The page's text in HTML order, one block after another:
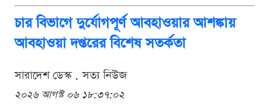
চার বিভাগে দুর্যোগপূর্ণ আবহাওয়ার আশঙ্কায়
আবহাওয়া দপ্তরের বিশেষ সতর্কতা
সারাদেশ ডেস্ক . সত্য নিউজ
২০২৬ আগস্ট ০৬ ১৮:৩৭:০২